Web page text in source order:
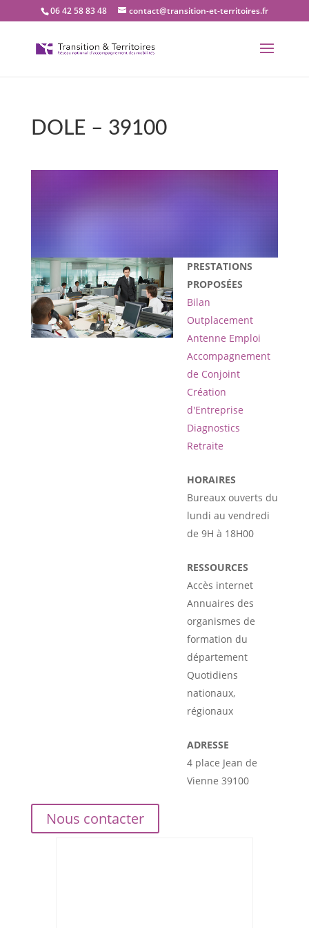
06 42 58 83 48 contact@transition-et-territoires.fr
DOLE – 39100
bureau Transition et
PRESTATIONS
PROPOSÉES
Bilan
Outplacement
Antenne Emploi
Accompagnement
de Conjoint
Création
d'Entreprise
Diagnostics
Retraite
HORAIRES
Bureaux ouverts du
lundi au vendredi
de 9H à 18H00
RESSOURCES
Accès internet
Annuaires des
organismes de
formation du
département
Quotidiens
nationaux,
régionaux
ADRESSE
4 place Jean de
Vienne 39100
Nous contacter